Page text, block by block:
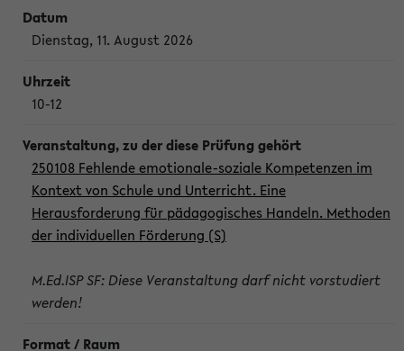
Dienstag, 11. August 2026
10-12
250108 Fehlende emotionale-soziale Kompetenzen im
Kontext von Schule und Unterricht. Eine
Herausforderung für pädagogisches Handeln. Methoden
der individuellen Förderung (S)
M.Ed.ISP SF: Diese Veranstaltung darf nicht vorstudiert
werden!